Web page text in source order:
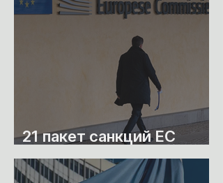
21 пакет санкций ЕС
против России